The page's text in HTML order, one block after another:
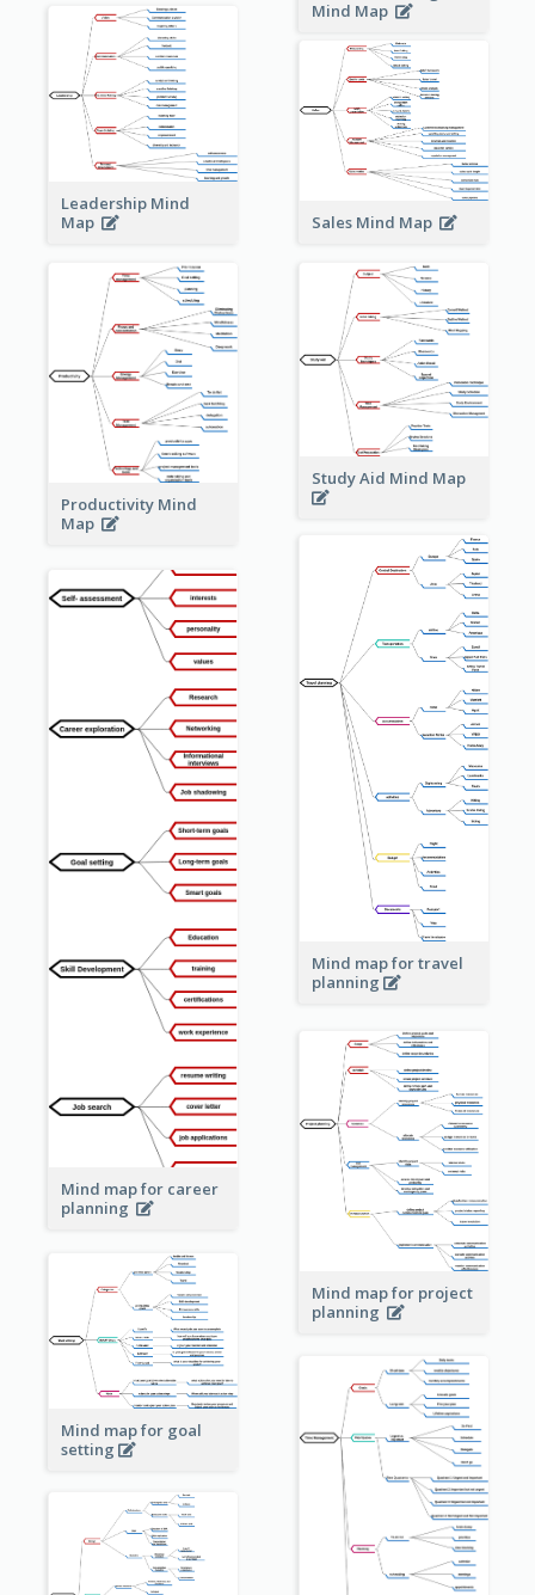
Mind Map
Leadership Mind
Map
Sales Mind Map
Productivity Mind
Map
Study Aid Mind Map
Mind map for travel
planning
Mind map for career
planning
Mind map for project
planning
Mind map for goal
setting